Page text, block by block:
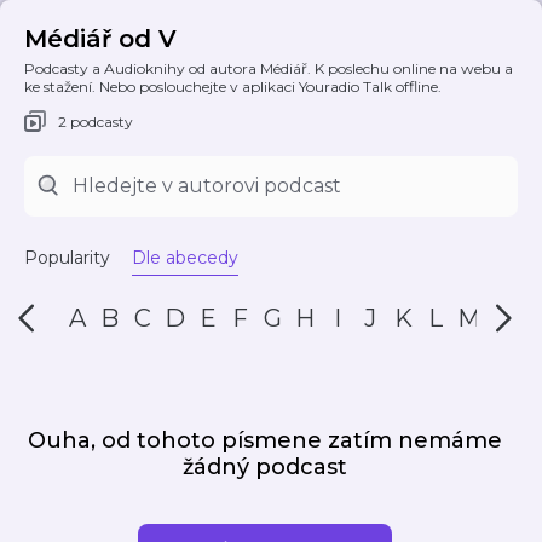
Médiář od V
Podcasty a Audioknihy od autora Médiář. K poslechu online na webu a
ke stažení. Nebo poslouchejte v aplikaci Youradio Talk offline.
2 podcasty
Popularity Dle abecedy
A B C D E F G H I J K L M N
Ouha, od tohoto písmene zatím nemáme
žádný podcast